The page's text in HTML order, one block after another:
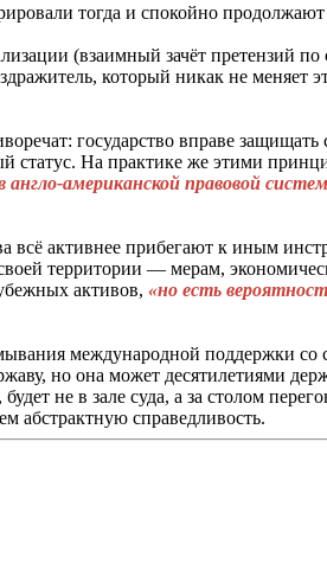
тогда и спокойно продолжают
(взаимный зачёт претензий по
который никак не меняет
государство вправе
статус. На практике же этими
американской правовой
всё активнее прибегают к иным
территории — мерам,
активов, «но есть
международной поддержки со
но она может десятилетиями
не в зале суда, а за столом
абстрактную справедливость.